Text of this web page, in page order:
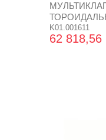
SUPER
K01.001611
62 818,56